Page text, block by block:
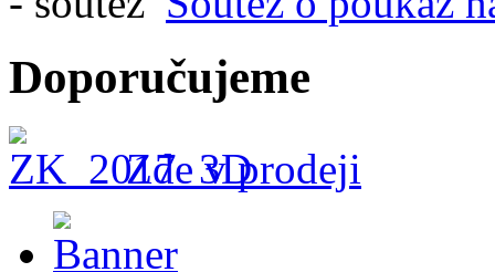
Doporučujeme
Zde v prodeji